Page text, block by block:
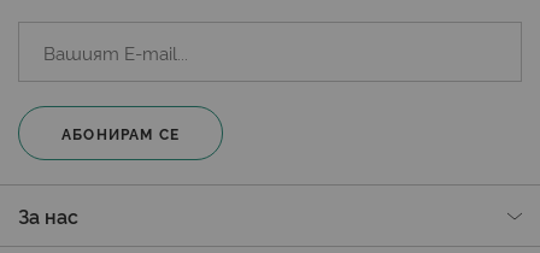
АБОНИРАМ СЕ
За нас